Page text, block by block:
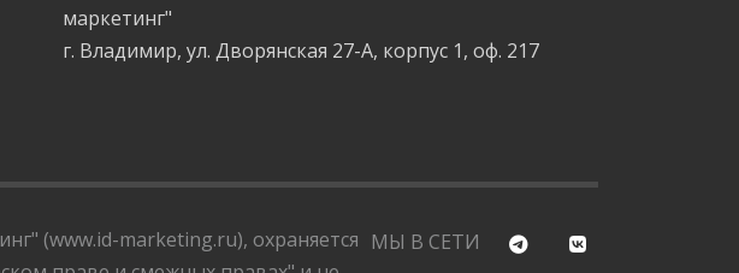
маркетинг"
г. Владимир, ул. Дворянская 27-А, корпус 1, оф. 217
МЫ В СЕТИ
(www.id-marketing.ru), охраняется